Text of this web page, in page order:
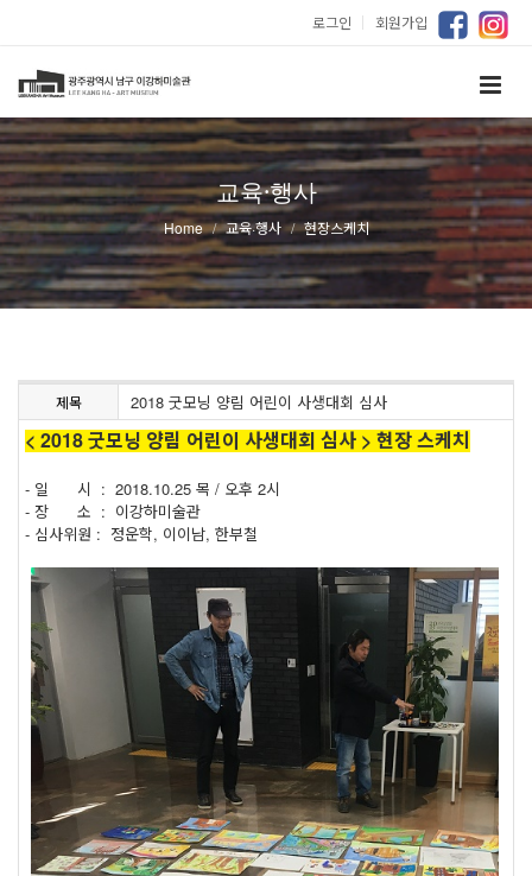
로그인 ｜ 회원가입
교육·행사
Home 교육·행사 현장스케치
제목 2018 굿모닝 양림 어린이 사생대회 심사
< 2018 굿모닝 양림 어린이 사생대회 심사 > 현장 스케치
- 일 시 : 2018.10.25 목 / 오후 2시
- 장 소 : 이강하미술관
- 심사위원 : 정운학, 이이남, 한부철